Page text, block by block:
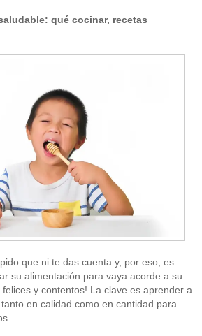
qué cocinar, recetas
que ni te das cuenta y, por eso, es
su alimentación para vaya acorde a su
y contentos! La clave es aprender a
en calidad como en cantidad para